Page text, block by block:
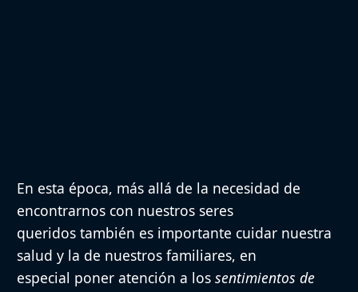
En esta época, más allá de la necesidad de
encontrarnos con nuestros seres
queridos también es importante cuidar nuestra
salud y la de nuestros familiares, en
especial poner atención a los sentimientos de